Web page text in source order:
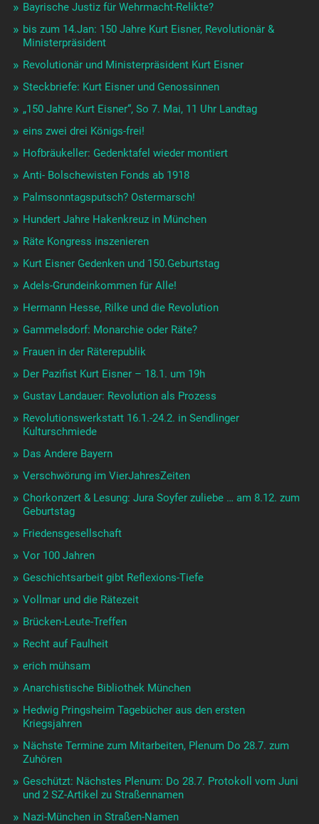
Bayrische Justiz für Wehrmacht-Relikte?
bis zum 14.Jan: 150 Jahre Kurt Eisner, Revolutionär &
Ministerpräsident
Revolutionär und Ministerpräsident Kurt Eisner
Steckbriefe: Kurt Eisner und Genossinnen
„150 Jahre Kurt Eisner“, So 7. Mai, 11 Uhr Landtag
eins zwei drei Königs-frei!
Hofbräukeller: Gedenktafel wieder montiert
Anti- Bolschewisten Fonds ab 1918
Palmsonntagsputsch? Ostermarsch!
Hundert Jahre Hakenkreuz in München
Räte Kongress inszenieren
Kurt Eisner Gedenken und 150.Geburtstag
Adels-Grundeinkommen für Alle!
Hermann Hesse, Rilke und die Revolution
Gammelsdorf: Monarchie oder Räte?
Frauen in der Räterepublik
Der Pazifist Kurt Eisner – 18.1. um 19h
Gustav Landauer: Revolution als Prozess
Revolutionswerkstatt 16.1.-24.2. in Sendlinger
Kulturschmiede
Das Andere Bayern
Verschwörung im VierJahresZeiten
Chorkonzert & Lesung: Jura Soyfer zuliebe … am 8.12. zum
Geburtstag
Friedensgesellschaft
Vor 100 Jahren
Geschichtsarbeit gibt Reflexions-Tiefe
Vollmar und die Rätezeit
Brücken-Leute-Treffen
Recht auf Faulheit
erich mühsam
Anarchistische Bibliothek München
Hedwig Pringsheim Tagebücher aus den ersten
Kriegsjahren
Nächste Termine zum Mitarbeiten, Plenum Do 28.7. zum
Zuhören
Geschützt: Nächstes Plenum: Do 28.7. Protokoll vom Juni
und 2 SZ-Artikel zu Straßennamen
Nazi-München in Straßen-Namen